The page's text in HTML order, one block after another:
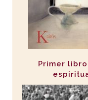
Primer